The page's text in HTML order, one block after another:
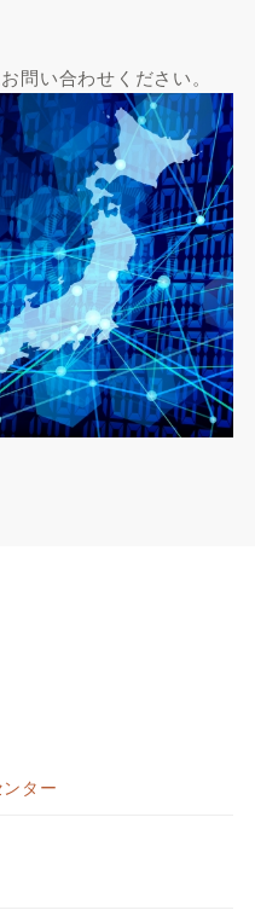
問い合わせください。
ター